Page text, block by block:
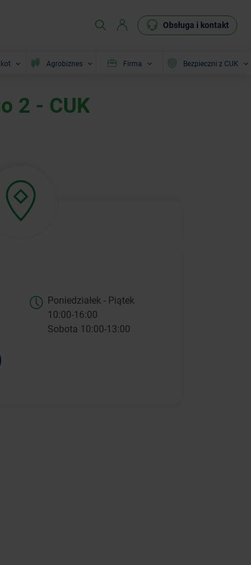
Obsługa i kontakt
Agrobiznes Firma Bezpieczni z CUK
2 - CUK
Poniedziałek - Piątek
10:00-16:00
Sobota 10:00-13:00